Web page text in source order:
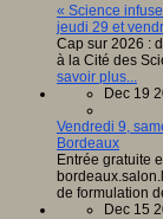
« Science
jeudi 29 et
Cap sur 2026 :
à la Cité des
savoir plus...
Dec 19
Vendredi 9,
Bordeaux
Entrée gratuite
de formulation
Dec 15